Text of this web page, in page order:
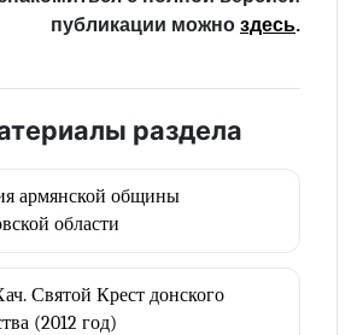
публикации можно здесь.
раздела
армянской общины
области
Святой Крест донского
(2012 год)